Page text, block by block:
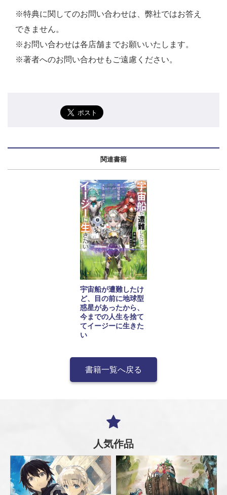
※特典に関してのお問い合わせは、弊社ではお答え
できません。
※お問い合わせは各店舗までお願いいたします。
※著者へのお問い合わせもご遠慮ください。
関連書籍
宇宙船が遭難したけ
ど、目の前に地球型
惑星があったから、
今までの人生を捨て
てイージーに生きた
い
書籍一覧へ戻る
人気作品